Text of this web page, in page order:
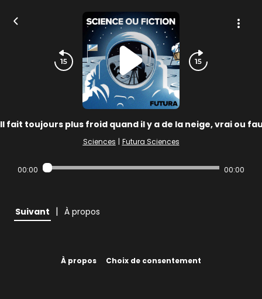
Il fait toujours plus froid quand il y a de la neige, vrai ou
Sciences | Futura Sciences
00:00 00:00
Suivant | À propos
À propos Choix de consentement